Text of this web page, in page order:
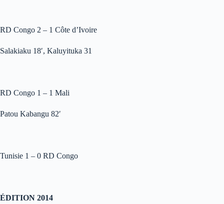
RD Congo 2 – 1 Côte d’Ivoire
Salakiaku 18′, Kaluyituka 31
RD Congo 1 – 1 Mali
Patou Kabangu 82′
Tunisie 1 – 0 RD Congo
ÉDITION 2014